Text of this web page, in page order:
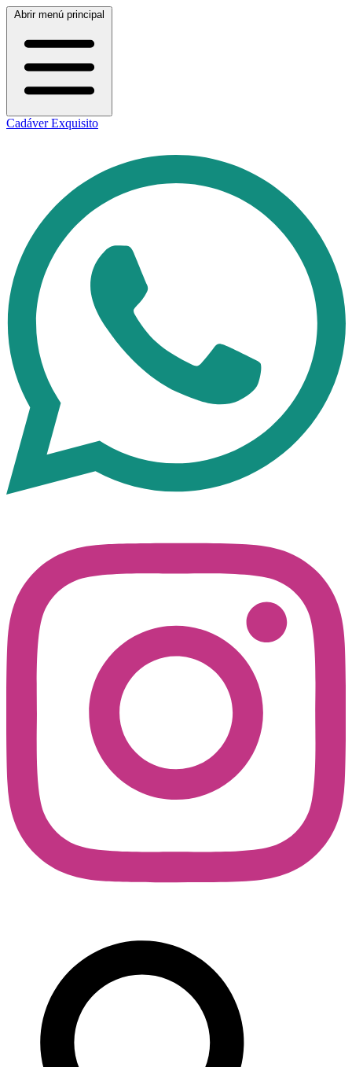
Abrir menú principal
Cadáver Exquisito